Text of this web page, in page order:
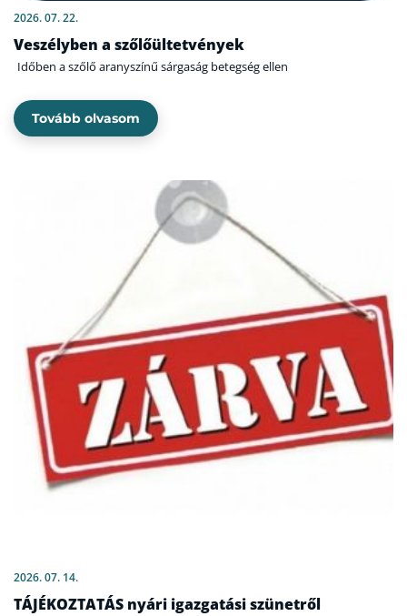
2026. 07. 22.
Veszélyben a szőlőültetvények
Időben a szőlő aranyszínű sárgaság betegség ellen
Tovább olvasom
2026. 07. 14.
TÁJÉKOZTATÁS nyári igazgatási szünetről